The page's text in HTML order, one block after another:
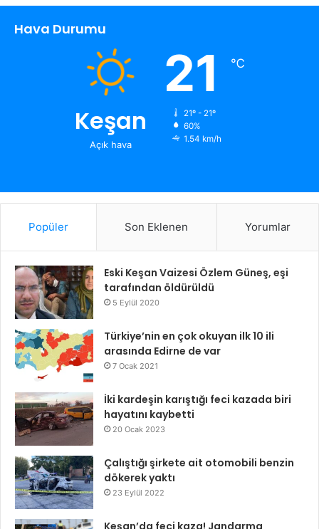
Hava Durumu
Keşan
Açık hava
21 ℃
21º - 21º
60%
1.54 km/h
Popüler Son Eklenen Yorumlar
Eski Keşan Vaizesi Özlem Güneş, eşi
tarafından öldürüldü
5 Eylül 2020
Türkiye’nin en çok okuyan ilk 10 ili
arasında Edirne de var
7 Ocak 2021
İki kardeşin karıştığı feci kazada biri
hayatını kaybetti
20 Ocak 2023
Çalıştığı şirkete ait otomobili benzin
dökerek yaktı
23 Eylül 2022
Keşan’da feci kaza! Jandarma